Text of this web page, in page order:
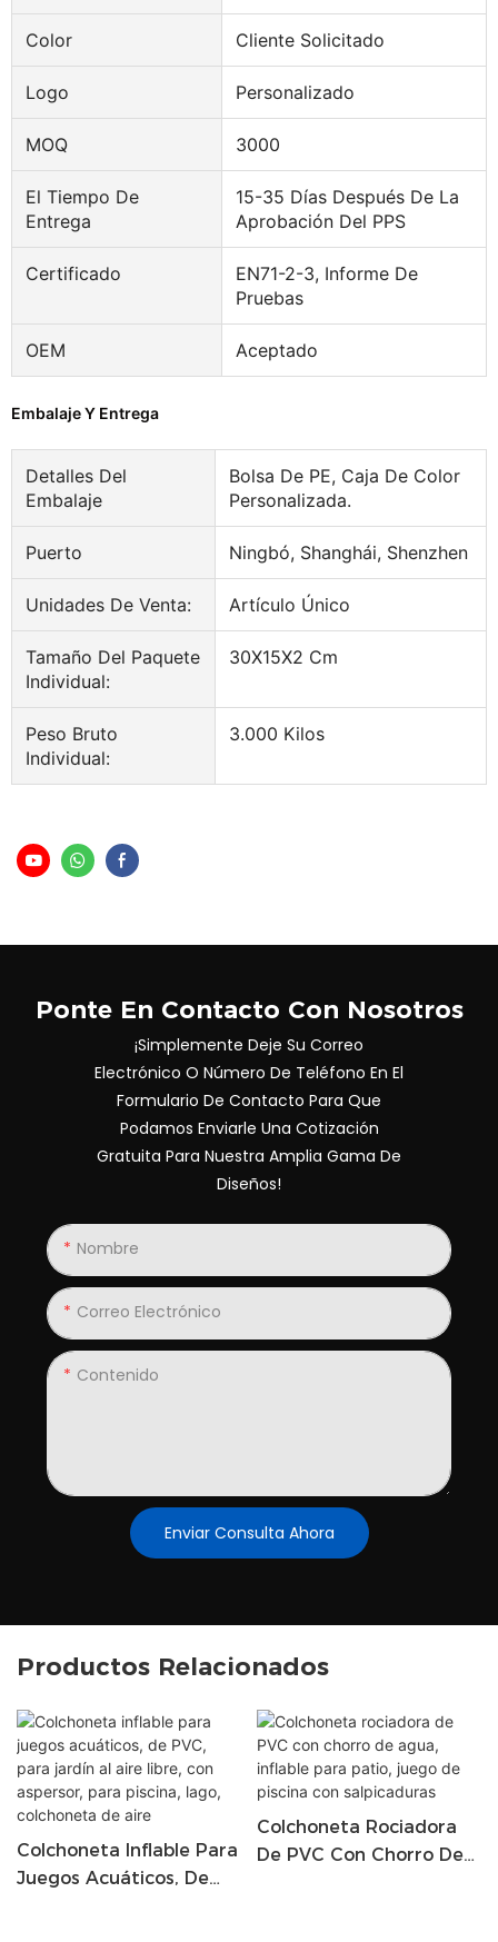
Color Cliente Solicitado
Logo Personalizado
MOQ 3000
El Tiempo De
Entrega
15-35 Días Después De La
Aprobación Del PPS
Certificado
EN71-2-3, Informe De
Pruebas
OEM Aceptado
Embalaje Y Entrega
Detalles Del
Embalaje
Bolsa De PE, Caja De Color
Personalizada.
Puerto Ningbó, Shanghái, Shenzhen
Unidades De Venta: Artículo Único
Tamaño Del Paquete
Individual:
30X15X2 Cm
Peso Bruto
Individual:
3.000 Kilos
Ponte En Contacto Con Nosotros
¡Simplemente Deje Su Correo
Electrónico O Número De Teléfono En El
Formulario De Contacto Para Que
Podamos Enviarle Una Cotización
Gratuita Para Nuestra Amplia Gama De
Diseños!
Nombre
Correo Electrónico
Contenido
Enviar Consulta Ahora
Productos Relacionados
Colchoneta Inflable Para
Juegos Acuáticos, De
Colchoneta Rociadora
De PVC Con Chorro De